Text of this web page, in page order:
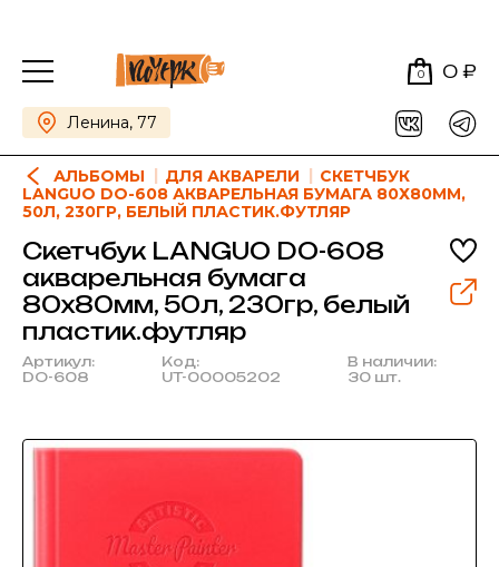
0 0 ₽
Ленина, 77
АЛЬБОМЫ ДЛЯ АКВАРЕЛИ
СКЕТЧБУК
LANGUO DO-608 АКВАРЕЛЬНАЯ БУМАГА 80Х80ММ,
50Л, 230ГР, БЕЛЫЙ ПЛАСТИК.ФУТЛЯР
Скетчбук LANGUO DO-608
акварельная бумага
80х80мм, 50л, 230гр, белый
пластик.футляр
Артикул:
DO-608
Код:
UT-00005202
В наличии:
30 шт.